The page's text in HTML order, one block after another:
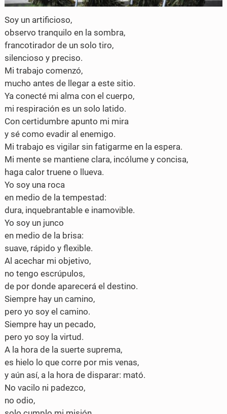
o
k
r
Soy un artificioso,
observo tranquilo en la sombra,
francotirador de un solo tiro,
silencioso y preciso.
Mi trabajo comenzó,
mucho antes de llegar a este sitio.
Ya conecté mi alma con el cuerpo,
mi respiración es un solo latido.
Con certidumbre apunto mi mira
y sé como evadir al enemigo.
Mi trabajo es vigilar sin fatigarme en la espera.
Mi mente se mantiene clara, incólume y concisa,
haga calor truene o llueva.
Yo soy una roca
en medio de la tempestad:
dura, inquebrantable e inamovible.
Yo soy un junco
en medio de la brisa:
suave, rápido y flexible.
Al acechar mi objetivo,
no tengo escrúpulos,
de por donde aparecerá el destino.
Siempre hay un camino,
pero yo soy el camino.
Siempre hay un pecado,
pero yo soy la virtud.
A la hora de la suerte suprema,
es hielo lo que corre por mis venas,
y aún así, a la hora de disparar: mató.
No vacilo ni padezco,
no odio,